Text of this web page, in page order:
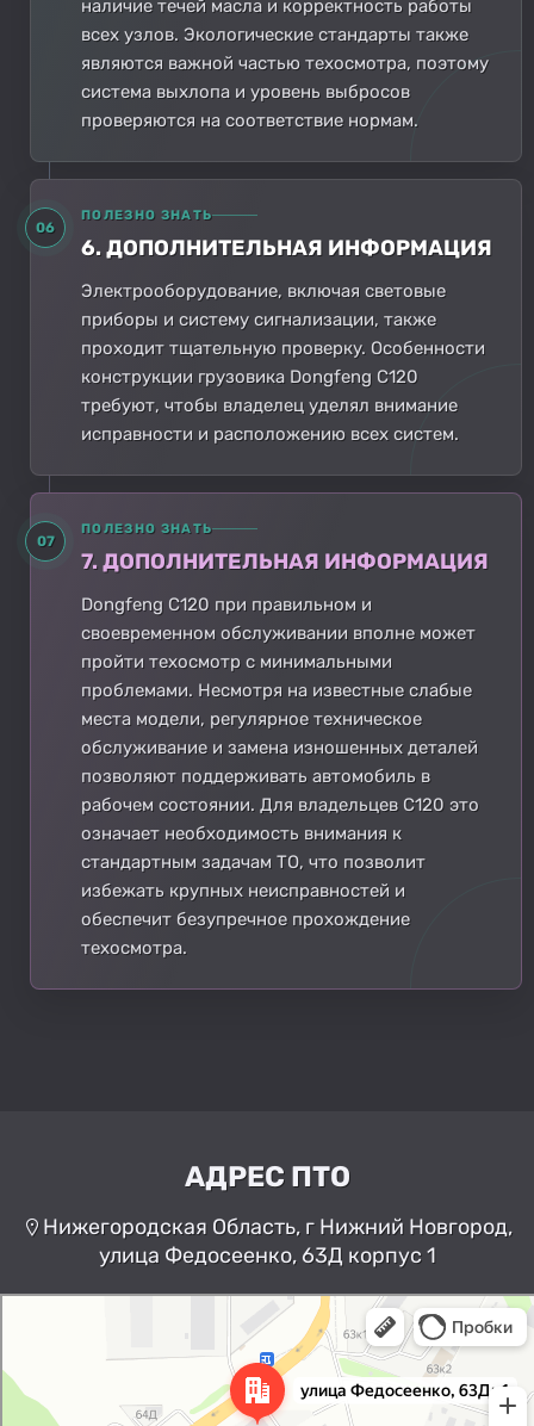
наличие течей масла и корректность работы
всех узлов. Экологические стандарты также
являются важной частью техосмотра, поэтому
система выхлопа и уровень выбросов
проверяются на соответствие нормам.
06
ПОЛЕЗНО ЗНАТЬ
6. ДОПОЛНИТЕЛЬНАЯ ИНФОРМАЦИЯ
Электрооборудование, включая световые
приборы и систему сигнализации, также
проходит тщательную проверку. Особенности
конструкции грузовика Dongfeng C120
требуют, чтобы владелец уделял внимание
исправности и расположению всех систем.
07
ПОЛЕЗНО ЗНАТЬ
7. ДОПОЛНИТЕЛЬНАЯ ИНФОРМАЦИЯ
Dongfeng C120 при правильном и
своевременном обслуживании вполне может
пройти техосмотр с минимальными
проблемами. Несмотря на известные слабые
места модели, регулярное техническое
обслуживание и замена изношенных деталей
позволяют поддерживать автомобиль в
рабочем состоянии. Для владельцев C120 это
означает необходимость внимания к
стандартным задачам ТО, что позволит
избежать крупных неисправностей и
обеспечит безупречное прохождение
техосмотра.
АДРЕС ПТО
Нижегородская Область, г Нижний Новгород,
улица Федосеенко, 63Д корпус 1
Нижний Новгород
Улица Федосеенко, 63Дк1 —
Яндекс Карты